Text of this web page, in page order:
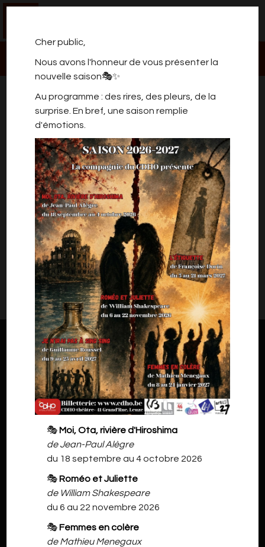
Cher public,
Nous avons l'honneur de vous présenter la
nouvelle saison🎭✨
Au programme : des rires, des pleurs, de la
surprise. En bref, une saison remplie
d'émotions.
🎭 Moi, Ota, rivière d'Hiroshima
de Jean-Paul Alègre
du 18 septembre au 4 octobre 2026
🎭 Roméo et Juliette
de William Shakespeare
du 6 au 22 novembre 2026
🎭 Femmes en colère
de Mathieu Menegaux
STAGES D'ÉTÉ
Stages de théâtre enfants (7-12 ans),
Du 7 au 11 juillet, de 9h à 12h
Du 18 au 22 août, de 9h à 12h
25 €/stage. Uniquement sur inscription : cdho@
live.be
Il n'y a rien à vous proposer pour l'instant.
Veuillez revenir plus tard.